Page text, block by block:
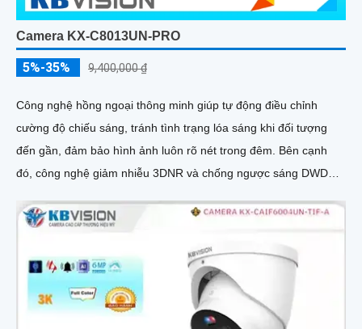
Camera KX-C8013UN-PRO
5%-35% 9,400,000 ₫
Công nghệ hồng ngoại thông minh giúp tự động điều chỉnh
cường độ chiếu sáng, tránh tình trạng lóa sáng khi đối tượng
đến gần, đảm bảo hình ảnh luôn rõ nét trong đêm. Bên cạnh
đó, công nghệ giảm nhiễu 3DNR và chống ngược sáng DWDR
điều kiện ánh sáng phức tạp như ngược sáng mạnh hay thiếu